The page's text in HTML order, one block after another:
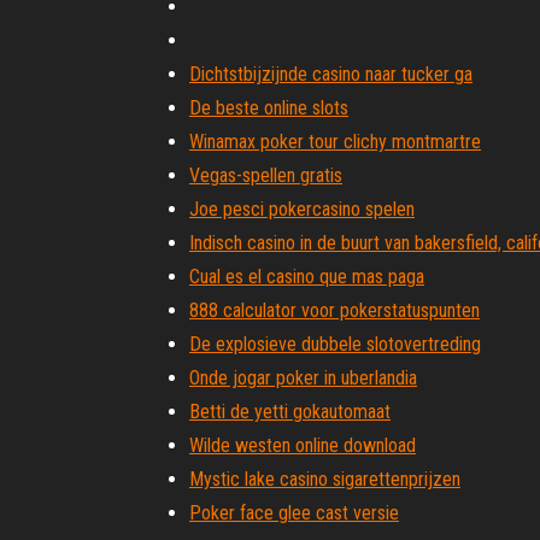
Dichtstbijzijnde casino naar tucker ga
De beste online slots
Winamax poker tour clichy montmartre
Vegas-spellen gratis
Joe pesci pokercasino spelen
Indisch casino in de buurt van bakersfield,
Cual es el casino que mas paga
888 calculator voor pokerstatuspunten
De explosieve dubbele slotovertreding
Onde jogar poker in uberlandia
Betti de yetti gokautomaat
Wilde westen online download
Mystic lake casino sigarettenprijzen
Poker face glee cast versie